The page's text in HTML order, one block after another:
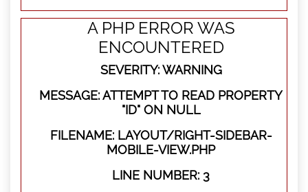
A PHP ERROR WAS
ENCOUNTERED
SEVERITY: WARNING
MESSAGE: ATTEMPT TO READ PROPERTY
"ID" ON NULL
FILENAME: LAYOUT/RIGHT-SIDEBAR-
MOBILE-VIEW.PHP
LINE NUMBER: 3